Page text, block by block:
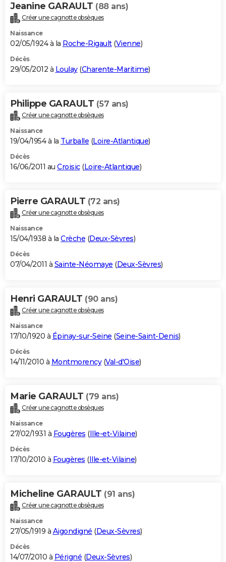
Jeanine GARAULT (88 ans)
Créer une cagnotte obsèques
Naissance
02/05/1924 à la Roche-Rigault(Vienne)
Décès
29/05/2012 à Loulay(Charente-Maritime)
Philippe GARAULT (57 ans)
Créer une cagnotte obsèques
Naissance
19/04/1954 à la Turballe (Loire-Atlantique)
Décès
16/06/2011 au Croisic(Loire-Atlantique)
Pierre GARAULT (72 ans)
Créer une cagnotte obsèques
Naissance
15/04/1938 à la Crèche (Deux-Sèvres)
Décès
07/04/2011 à Sainte-Néomaye (Deux-Sèvres)
Henri GARAULT (90 ans)
Créer une cagnotte obsèques
Naissance
17/10/1920 à Épinay-sur-Seine (Seine-Saint-Denis)
Décès
14/11/2010 à Montmorency(Val-d'Oise)
Marie GARAULT (79 ans)
Créer une cagnotte obsèques
Naissance
27/02/1931 à Fougères (Ille-et-Vilaine)
Décès
17/10/2010 à Fougères (Ille-et-Vilaine)
Micheline GARAULT (91 ans)
Créer une cagnotte obsèques
Naissance
27/05/1919 à Aigondigné (Deux-Sèvres)
Décès
14/07/2010 à Périgné (Deux-Sèvres)